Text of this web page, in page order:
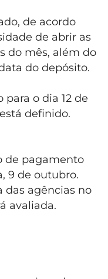
de acordo
de abrir as
do mês, além do
do depósito.
o dia 12 de
definido.
de pagamento
9 de outubro.
das agências no
avaliada.